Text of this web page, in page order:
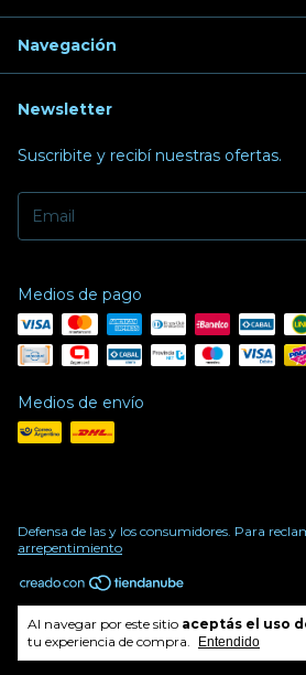
Al navegar por este sitio aceptás el uso
tu experiencia de compra.
Entendido
Navegación
Newsletter
Suscribite y recibí nuestras ofertas.
Medios de pago
Medios de envío
Defensa de las y los consumidores. Para
arrepentimiento
Copyright LEVIATAN - 30717047709 - 2026.
reservados.